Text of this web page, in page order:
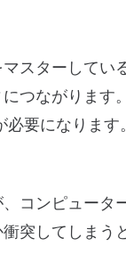
スターしてい
つながります
要になりま
コンピュータ
突してしまう